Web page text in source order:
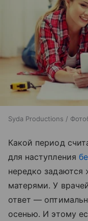
Syda Productions /
Какой период
для наступления
нередко
матерями. У
ответ —
осенью. И этому